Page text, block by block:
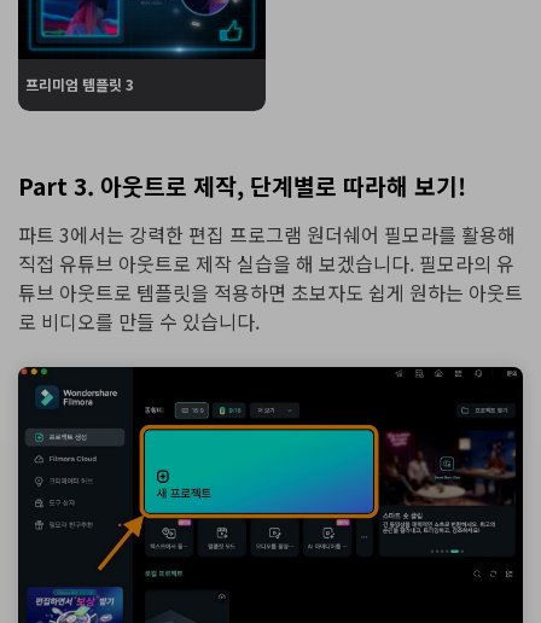
프리미엄 템플릿 3
Part 3. 아웃트로 제작, 단계별로 따라해 보기!
파트 3에서는 강력한 편집 프로그램 원더쉐어 필모라를 활용해
직접 유튜브 아웃트로 제작 실습을 해 보겠습니다. 필모라의 유
튜브 아웃트로 템플릿을 적용하면 초보자도 쉽게 원하는 아웃트
로 비디오를 만들 수 있습니다.